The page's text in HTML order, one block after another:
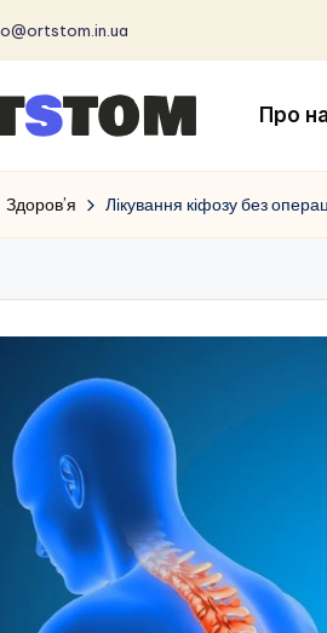
Про
Здоров’я Лікування кіфозу без